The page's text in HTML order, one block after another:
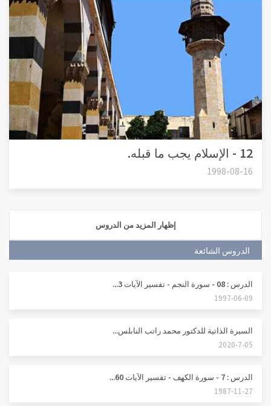
12 - الإسلام يجب ما قبله.
1998-08-16
إظهار المزيد من الدروس
الدروس الشائعة
الدرس : 08 - سورة النجم - تفسير الآيات 3...
1997-06-09
السيرة الذاتية للدكتور محمد راتب النابلس...
2020-7-05
الدرس : 7 - سورة الكهف - تفسير الآيات 60...
1987-11-27